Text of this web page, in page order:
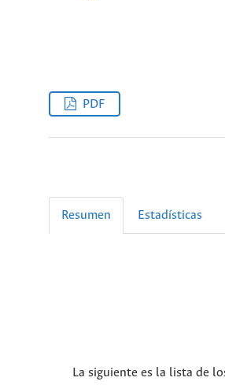
PDF
Resumen Estadísticas
La siguiente es la lista de